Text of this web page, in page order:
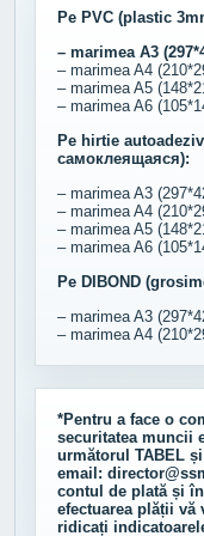
Pe PVC (plastic
– marimea A3
– marimea A4
– marimea A5
– marimea A6
Pe hirtie
самоклеящаяся):
– marimea A3
– marimea A4
– marimea A5
– marimea A6
Pe DIBOND
– marimea A3
– marimea A4
*Pentru a face o
securitatea muncii
următorul TABEL
email:
contul de plată și
efectuarea plății vă
ridicați